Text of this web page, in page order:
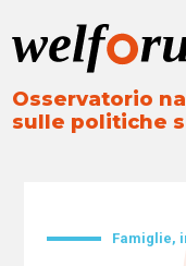
Osservatorio
sulle politiche
Famiglie,